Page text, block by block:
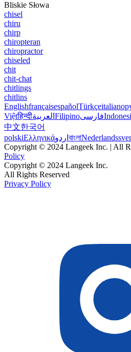
Bliskie Słowa
chisel
chiru
chirp
chiropteran
chiropractor
chiseled
chit
chit-chat
chitlings
chitlins
EnglishfrançaisespañolTürkçeitaliano
Việtहिन्दीالعربية Filipinoفارسی
中文한국어
polskiΕλληνικάاردو বাংলাNederlands
Copyright © 2024 Langeek Inc. | All
Policy
Copyright © 2024 Langeek Inc.
All Rights Reserved
Privacy Policy